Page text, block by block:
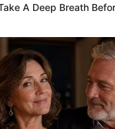
งข้อมูลส่วนบุคคล
รวมถึงการจัดการข้อมูลส่วน
แสดงว่าคุณยอมรับนโยบายคุก
พิ่มเติม
A Deep Breath